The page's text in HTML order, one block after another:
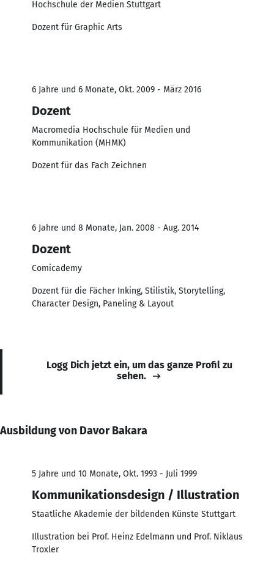
Hochschule der Medien Stuttgart
Dozent für Graphic Arts
6 Jahre und 6 Monate, Okt. 2009 - März 2016
Dozent
Macromedia Hochschule für Medien und
Kommunikation (MHMK)
Dozent für das Fach Zeichnen
6 Jahre und 8 Monate, Jan. 2008 - Aug. 2014
Dozent
Comicademy
Dozent für die Fächer Inking, Stilistik, Storytelling,
Character Design, Paneling & Layout
Logg Dich jetzt ein, um das ganze Profil zu
sehen.
Ausbildung von Davor Bakara
5 Jahre und 10 Monate, Okt. 1993 - Juli 1999
Kommunikationsdesign / Illustration
Staatliche Akademie der bildenden Künste Stuttgart
Illustration bei Prof. Heinz Edelmann und Prof. Niklaus
Troxler